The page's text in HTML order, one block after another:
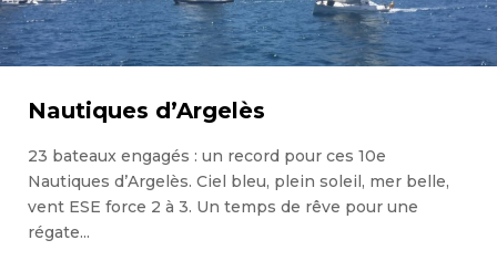
Nautiques d’Argelès
23 bateaux engagés : un record pour ces 10e
Nautiques d’Argelès. Ciel bleu, plein soleil, mer belle,
vent ESE force 2 à 3. Un temps de rêve pour une
régate...